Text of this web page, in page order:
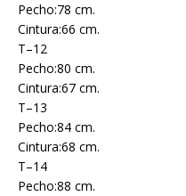
Pecho:78 cm.
Cintura:66 cm.
T–12
Pecho:80 cm.
Cintura:67 cm.
T–13
Pecho:84 cm.
Cintura:68 cm.
T–14
Pecho:88 cm.